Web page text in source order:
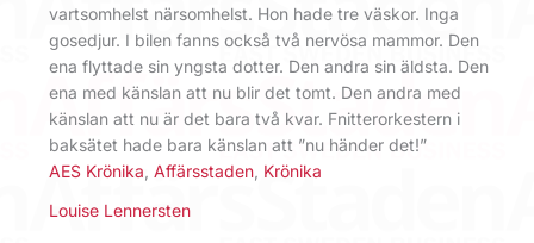
vartsomhelst närsomhelst. Hon hade tre väskor. Inga
gosedjur. I bilen fanns också två nervösa mammor. Den
ena flyttade sin yngsta dotter. Den andra sin äldsta. Den
ena med känslan att nu blir det tomt. Den andra med
känslan att nu är det bara två kvar. Fnitterorkestern i
baksätet hade bara känslan att ”nu händer det!”
AES Krönika Affärsstaden Krönika
Louise Lennersten